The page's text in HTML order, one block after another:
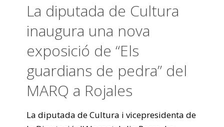
La diputada de Cultura
inaugura una nova
exposició de “Els
guardians de pedra” del
MARQ a Rojales
La diputada de Cultura i vicepresidenta de